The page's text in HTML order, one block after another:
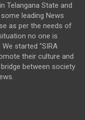
Telangana State and
leading News
as per the needs of
no one is
started "SIRA
their culture and
between society